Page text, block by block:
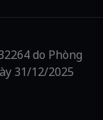
do Phòng
31/12/2025